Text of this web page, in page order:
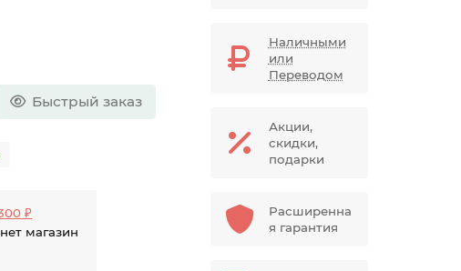
Быстрый заказ
₽
магазин
Наличными
или
Переводом
Акции,
скидки,
подарки
Расширенна
я гарантия